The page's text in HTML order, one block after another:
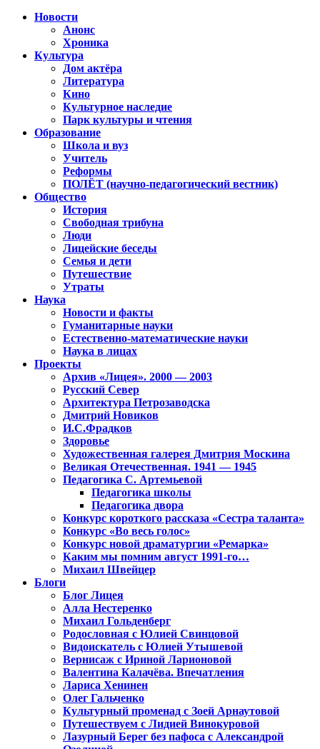
Новости
Анонс
Хроника
Культура
Дом актёра
Литература
Кино
Культурное наследие
Парк культуры и чтения
Образование
Школа и вуз
Учитель
Реформы
ПОЛЁТ (научно-педагогический вестник)
Общество
История
Свободная трибуна
Люди
Лицейские беседы
Семья и дети
Путешествие
Утраты
Наука
Новости и факты
Гуманитарные науки
Естественно-математические науки
Наука в лицах
Проекты
Архив «Лицея». 2000 — 2003
Русский Север
Архитектура Петрозаводска
Дмитрий Новиков
И.С.Фрадков
Здоровье
Художественная галерея Дмитрия Москина
Великая Отечественная. 1941 — 1945
Педагогика С. Артемьевой
Педагогика школы
Педагогика двора
Конкурс короткого рассказа «Сестра таланта»
Конкурс «Во весь голос»
Конкурс новой драматургии «Ремарка»
Каким мы помним август 1991-го…
Михаил Швейцер
Блоги
Блог Лицея
Алла Нестеренко
Михаил Гольденберг
Родословная с Юлией Свинцовой
Видоискатель с Юлией Утышевой
Вернисаж с Ириной Ларионовой
Валентина Калачёва. Впечатления
Лариса Хенинен
Олег Гальченко
Культурный променад с Зоей Арнаутовой
Путешествуем с Лидией Винокуровой
Лазурный Берег без пафоса с Александрой